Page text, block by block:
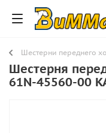
Шестерни переднего
Шестерня
61N-45560-00